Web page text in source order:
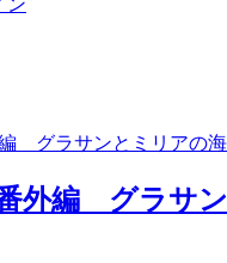
ン
番外編 グラサ